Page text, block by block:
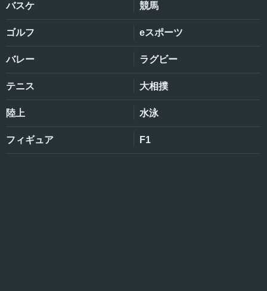
バスケ 競馬
ゴルフ eスポーツ
バレー ラグビー
テニス 大相撲
陸上 水泳
フィギュア F1